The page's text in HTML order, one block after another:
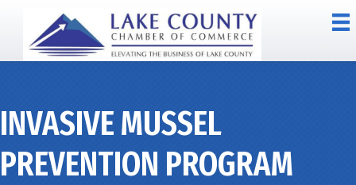
INVASIVE MUSSEL
PREVENTION PROGRAM